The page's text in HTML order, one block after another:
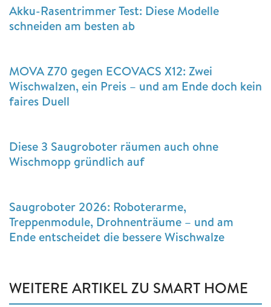
Akku-Rasentrimmer Test: Diese Modelle
schneiden am besten ab
MOVA Z70 gegen ECOVACS X12: Zwei
Wischwalzen, ein Preis – und am Ende doch kein
faires Duell
Diese 3 Saugroboter räumen auch ohne
Wischmopp gründlich auf
Saugroboter 2026: Roboterarme,
Treppenmodule, Drohnenträume – und am
Ende entscheidet die bessere Wischwalze
WEITERE ARTIKEL ZU SMART HOME